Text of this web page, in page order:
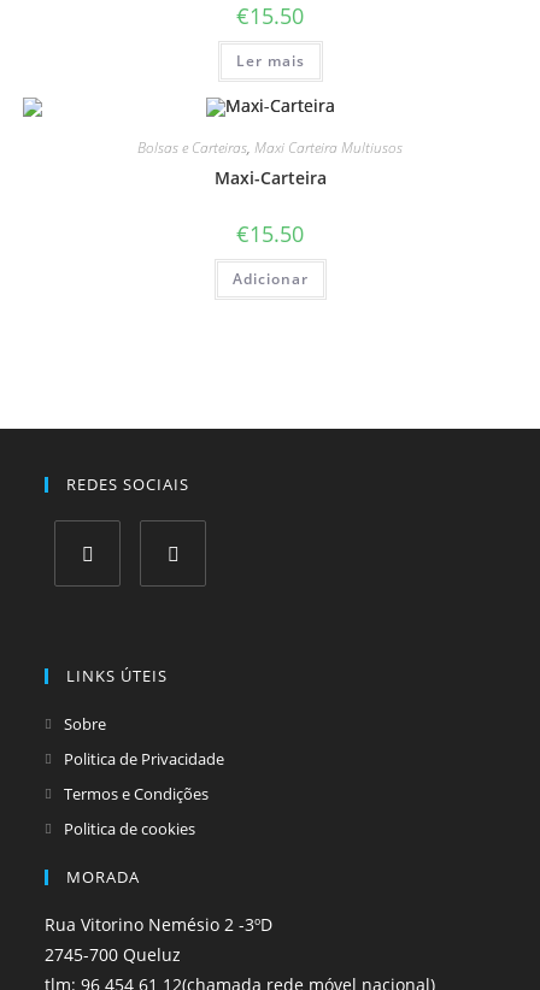
€15.50
Ler mais
Bolsas e Carteiras, Maxi Carteira Multiusos
Maxi-Carteira
€15.50
Adicionar
REDES SOCIAIS
tab
LINKS ÚTEIS
Sobre
Politica de Privacidade
Termos e Condições
Politica de cookies
MORADA
Rua Vitorino Nemésio 2 -3ºD
2745-700 Queluz
tlm: 96 454 61 12(chamada rede móvel nacional)